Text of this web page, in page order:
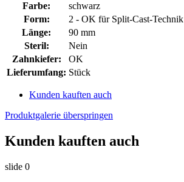
Farbe:
schwarz
Form:
2 - OK für Split-Cast-Technik
Länge:
90 mm
Steril:
Nein
Zahnkiefer:
OK
Lieferumfang: Stück
Kunden kauften auch
Produktgalerie überspringen
Kunden kauften auch
slide 0